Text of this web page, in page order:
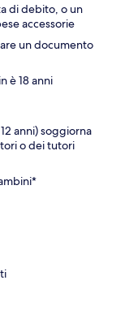
di debito, o un
accessorie
un documento
è 18 anni
anni) soggiorna
o dei tutori